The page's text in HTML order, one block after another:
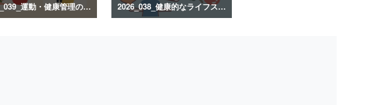
2026_039_運動・健康管理のイラスト 2026_038_健康的なライフスタイルのイラスト